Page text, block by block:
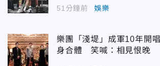
51分鐘前 娛樂
樂團「淺堤」成軍10年開
身合體 笑喊：相見恨晚